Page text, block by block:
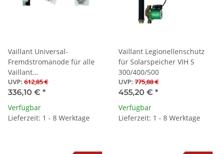
Vaillant Universal-
Fremdstromanode für alle
Vaillant
Warmwasserspeicher
UVP: 612,85 €
336,10 € *
Verfügbar
Lieferzeit: 1 - 8 Werktage
Vaillant Legionellenschutz
für Solarspeicher VIH S
300/400/500
UVP: 775,88 €
455,20 € *
Verfügbar
Lieferzeit: 1 - 8 Werktage